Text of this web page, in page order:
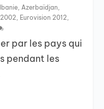
Azerbaïdjan
Eurovision 2012
par les pays qui
pendant les